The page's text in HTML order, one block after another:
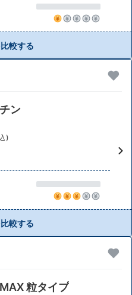
較する
ン
)
較する
粒タイプ